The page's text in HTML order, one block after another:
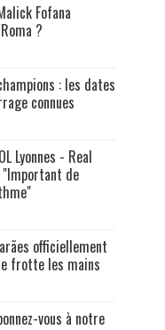
Fofana
?
: les dates
connues
Lyonnes - Real
"Important de
officiellement
frotte les mains
vous à notre